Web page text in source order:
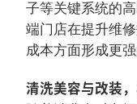
子等关键系统的
端门店在提升维
成本方面形成更强
清洗美容与改装